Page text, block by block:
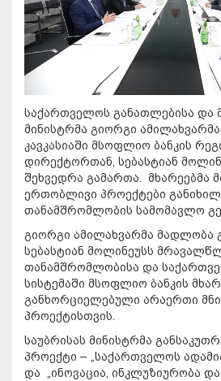
საქართველოს განათლებისა და
მინისტრმა გიორგი
კავკასიაში მსოფლიო ბანკის
დირექტორთან, სებასტიან
შეხვედრა გამართა. მხარეებმა
ერთობლივი პროექტები
თანამშრომლობის სამომავლო
გიორგი ამილახვარმა მადლობა
სებასტიან მოლინეუსს
თანამშრომლობისა და
სისტემაში მსოფლიო ბანკის
განხორციელებული არაერთი
პროექტისთვის.
საუბრისას მინისტრმა
პროექტი – „საქართველოს
და „ინოვაცია, ინკლუზიურობა და